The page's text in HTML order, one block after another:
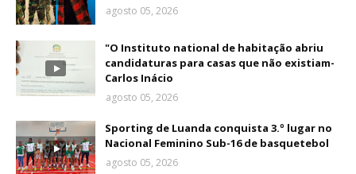
agosto 05, 2026
"O Instituto national de habitação abriu
candidaturas para casas que não existiam-
Carlos Inácio
agosto 05, 2026
Sporting de Luanda conquista 3.º lugar no
Nacional Feminino Sub-16 de basquetebol
agosto 05, 2026